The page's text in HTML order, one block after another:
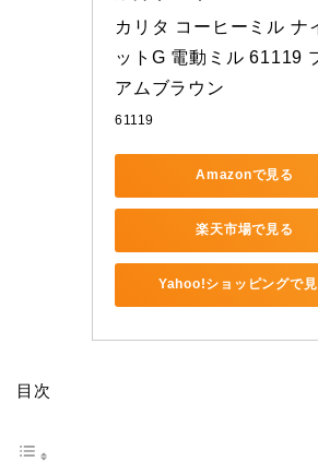
カリタ コーヒーミル ナ
ットG 電動ミル 61119
アムブラウン
61119
Amazonで見る
楽天市場で見る
Yahoo!ショッピングで見
目次